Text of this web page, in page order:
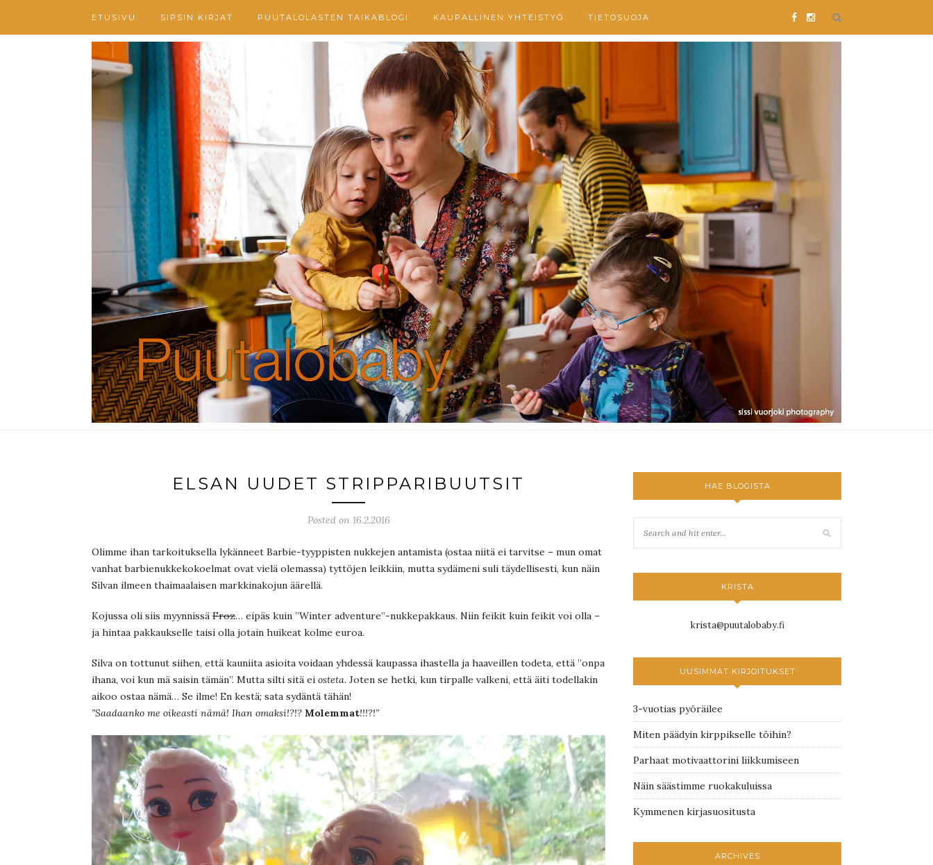
ETUSIVU SIPSIN KIRJAT PUUTALOLASTEN TAIKABLOGI KAUPALLINEN YHTEISTYÖ TIETOSUOJA
ELSAN UUDET STRIPPARIBUUTSIT
Posted on 16.2.2016
Olimme ihan tarkoituksella lykänneet Barbie-tyyppisten nukkejen antamista (ostaa niitä ei tarvitse – mun omat
vanhat barbienukkekokoelmat ovat vielä olemassa) tyttöjen leikkiin, mutta sydämeni suli täydellisesti, kun näin
Silvan ilmeen thaimaalaisen markkinakojun äärellä.
Kojussa oli siis myynnissä Froz… eipäs kuin ”Winter adventure”-nukkepakkaus. Niin feikit kuin feikit voi olla –
ja hintaa pakkaukselle taisi olla jotain huikeat kolme euroa.
Silva on tottunut siihen, että kauniita asioita voidaan yhdessä kaupassa ihastella ja haaveillen todeta, että ”onpa
ihana, voi kun mä saisin tämän”. Mutta silti sitä ei osteta. Joten se hetki, kun tirpalle valkeni, että äiti todellakin
aikoo ostaa nämä… Se ilme! En kestä; sata sydäntä tähän!
”Saadaanko me oikeasti nämä! Ihan omaksi!?!? Molemmat!!!?!”
HAE BLOGISTA
KRISTA
krista@puutalobaby.fi
UUSIMMAT KIRJOITUKSET
3-vuotias pyöräilee
Miten päädyin kirppikselle töihin?
Parhaat motivaattorini liikkumiseen
Näin säästimme ruokakuluissa
Kymmenen kirjasuositusta
ARCHIVES